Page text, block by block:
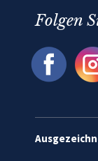
Folgen